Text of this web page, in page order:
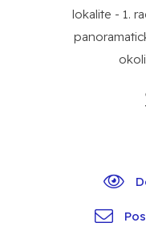
lokalite - 1.